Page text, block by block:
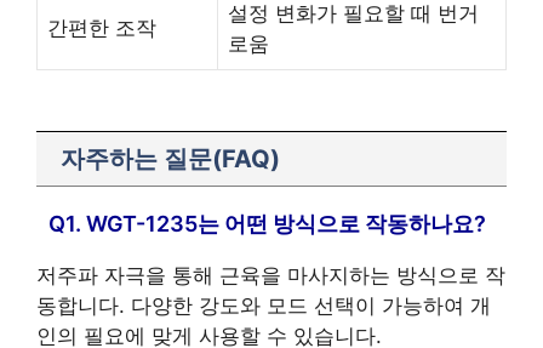
간편한 조작
설정 변화가 필요할 때 번거
로움
자주하는 질문(FAQ)
Q1. WGT-1235는 어떤 방식으로 작동하나요?
저주파 자극을 통해 근육을 마사지하는 방식으로 작
동합니다. 다양한 강도와 모드 선택이 가능하여 개
인의 필요에 맞게 사용할 수 있습니다.